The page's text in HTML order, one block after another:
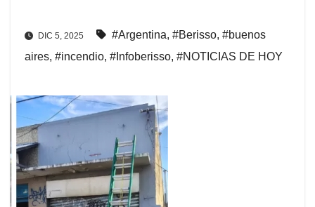
DIC 5, 2025 #Argentina, #Berisso, #buenos
aires, #incendio, #Infoberisso, #NOTICIAS DE HOY